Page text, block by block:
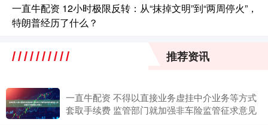
一直牛配资 12小时极限反转：从“抹掉文明”到“两周停火”，
特朗普经历了什么？
推荐资讯
一直牛配资 不得以直接业务虚挂中介业务等方式
套取手续费 监管部门就加强非车险监管征求意见